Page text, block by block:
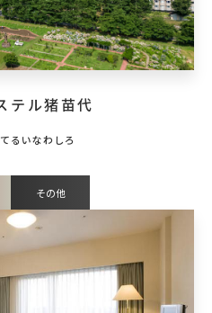
テル猪苗代
その他